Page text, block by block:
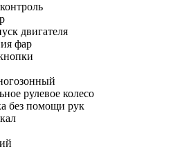
двигателя
фар
рулевое колесо
без помощи рук